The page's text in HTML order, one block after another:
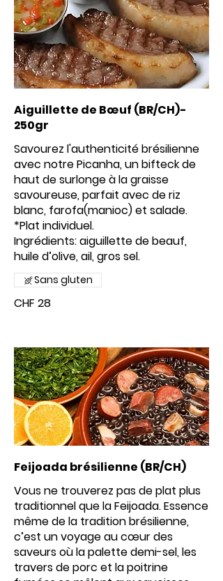
Aiguillette de Bœuf (BR/CH)-
250gr
Savourez l'authenticité brésilienne
avec notre Picanha, un bifteck de
haut de surlonge à la graisse
savoureuse, parfait avec de riz
blanc, farofa(manioc) et salade.
*Plat individuel.
Ingrédients: aiguillette de beauf,
huile d’olive, ail, gros sel.
CHF 28
Sans gluten
Feijoada brésilienne (BR/CH)
Vous ne trouverez pas de plat plus
traditionnel que la Feijoada. Essence
même de la tradition brésilienne,
c’est un voyage au cœur des
saveurs où la palette demi-sel, les
travers de porc et la poitrine